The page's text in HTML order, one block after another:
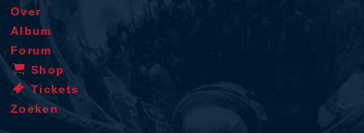
Over
Album
Forum
Shop
Tickets
Zoeken